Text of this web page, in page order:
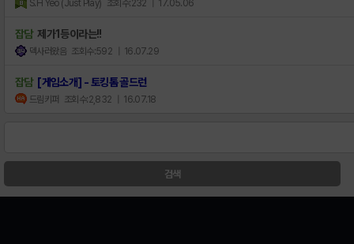
S.H Yeo (Just Play) 조회수:232 | 17.05.06
잡담 제가1등이라는!!
덱사러왔음 조회수:592 | 16.07.29
잡담 [게임소개] - 토킹톰 골드런
드림키퍼 조회수:2,832 | 16.07.18
검색